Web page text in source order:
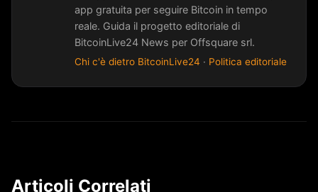
app gratuita per seguire Bitcoin in tempo
reale. Guida il progetto editoriale di
BitcoinLive24 News per Offsquare srl.
Chi c'è dietro BitcoinLive24 · Politica editoriale
Articoli Correlati